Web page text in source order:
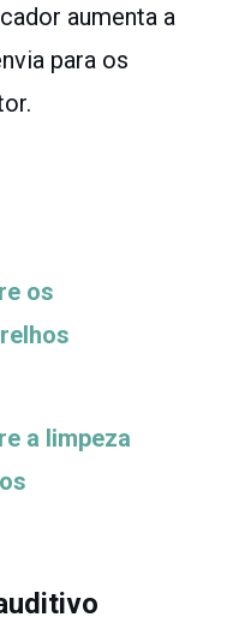
aumenta a
para os
os
a limpeza